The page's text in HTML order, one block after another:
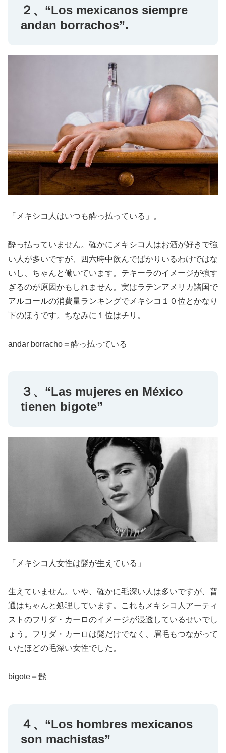
２、“Los mexicanos siempre
andan borrachos”.
「メキシコ人はいつも酔っ払っている」。
酔っ払っていません。確かにメキシコ人はお酒が好きで強
い人が多いですが、四六時中飲んでばかりいるわけではな
いし、ちゃんと働いています。テキーラのイメージが強す
ぎるのが原因かもしれません。実はラテンアメリカ諸国で
アルコールの消費量ランキングでメキシコ１０位とかなり
下のほうです。ちなみに１位はチリ。
andar borracho＝酔っ払っている
３、“Las mujeres en México
tienen bigote”
「メキシコ人女性は髭が生えている」
生えていません。いや、確かに毛深い人は多いですが、普
通はちゃんと処理しています。これもメキシコ人アーティ
ストのフリダ・カーロのイメージが浸透しているせいでし
ょう。フリダ・カーロは髭だけでなく、眉毛もつながって
いたほどの毛深い女性でした。
bigote＝髭
４、“Los hombres mexicanos
son machistas”